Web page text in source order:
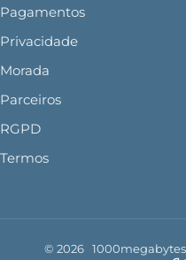
Pagamentos
Privacidade
Morada
Parceiros
RGPD
Termos
© 2026